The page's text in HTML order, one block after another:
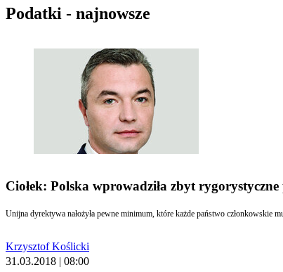
Podatki - najnowsze
Ciołek: Polska wprowadziła zbyt
Unijna dyrektywa nałożyła pewne minimum, które każde państwo członkowskie
Krzysztof Koślicki
31.03.2018 | 08:00